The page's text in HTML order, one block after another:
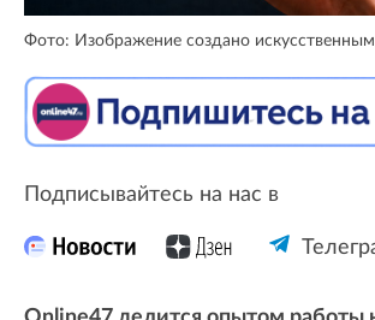
Фото: Изображение создано
Подписывайтесь на нас в